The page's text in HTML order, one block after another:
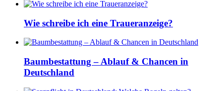
Wie schreibe ich eine Traueranzeige?
Baumbestattung – Ablauf & Chancen in
Deutschland